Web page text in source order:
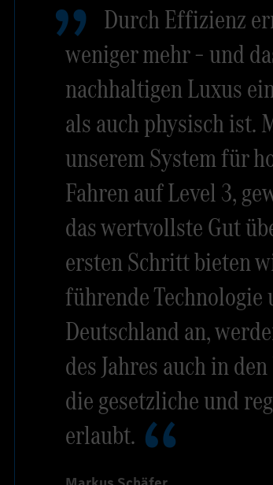
Durch Effizienz
weniger mehr – und
nachhaltigen Luxus
als auch physisch ist.
unserem System für
Fahren auf Level 3,
das wertvollste Gut
ersten Schritt bieten
führende
Deutschland an,
des Jahres auch in
die gesetzliche und
erlaubt.